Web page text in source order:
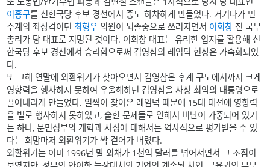
이홍구를 신한국당 후보 경선에서 중도 하차하게 만들었다. 거기다가 민
주계의 좌장격이던최형우 의원이 뇌졸중으로 쓰러지면서 이회창 전 국무
총리가 당 대표로 지명된 것이다. 이회창 대표는 유리한 입지를 활용해 신
한국당 후보 경선에서 승리함으로써 김영삼의 레임덕 현상은 가속화되었
다.
또 그해 연말에 외환위기가 찾아오면서 김영삼은 후계 구도에서까지 크게
영향력을 행사하지 못하여 우울해하던 김영삼을 사상 최악의 대통령으로
끌어내리게 만들었다. 일찍이 찾아온 레임덕 때문에 15대 대선에 영향력
을 별로 행사하지 못하였고, 숱한 문제들로 인해서 비난이 가중되어 있기
는 하나, 문민정부의 개혁과 사정에 대해서는 역사적으로 평가받을 수 있
다는 희망마저 외환위기가 싹 걷어가 버렸다.
외환위기는 이미 1996년 말 외채가 1천억 달러를 넘어서면서 그 조짐이